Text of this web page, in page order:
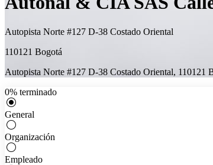
Autopista Norte #127 D-38 Costado Oriental
110121 Bogotá
Autopista Norte #127 D-38 Costado Oriental, 110121
0% terminado
General
Organización
Empleado